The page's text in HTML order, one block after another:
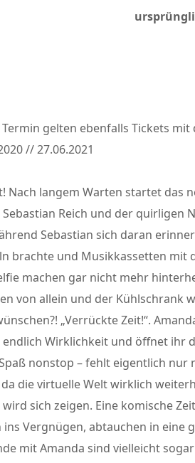
gelten ebenfalls Tickets
// 27.06.2021
Nach langem Warten startet das
Reich und der quirligen
Sebastian sich daran
brachte und Musikkassetten mit
machen gar nicht mehr
von allein und der Kühlschrank
„Verrückte Zeit!“.
Wirklichkeit und öffnet ihr
nonstop – fehlt eigentlich
die virtuelle Welt wirklich
sich zeigen. Eine komische
ins Vergnügen, abtauchen in eine
mit Amanda sind vielleicht